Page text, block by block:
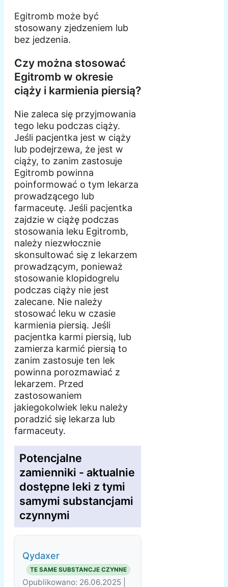
Egitromb może być
stosowany zjedzeniem lub
bez jedzenia.
Czy można stosować
Egitromb w okresie
ciąży i karmienia piersią?
Nie zaleca się przyjmowania
tego leku podczas ciąży.
Jeśli pacjentka jest w ciąży
lub podejrzewa, że jest w
ciąży, to zanim zastosuje
Egitromb powinna
poinformować o tym lekarza
prowadzącego lub
farmaceutę. Jeśli pacjentka
zajdzie w ciążę podczas
stosowania leku Egitromb,
należy niezwłocznie
skonsultować się z lekarzem
prowadzącym, ponieważ
stosowanie klopidogrelu
podczas ciąży nie jest
zalecane. Nie należy
stosować leku w czasie
karmienia piersią. Jeśli
pacjentka karmi piersią, lub
zamierza karmić piersią to
zanim zastosuje ten lek
powinna porozmawiać z
lekarzem. Przed
zastosowaniem
jakiegokolwiek leku należy
poradzić się lekarza lub
farmaceuty.
Potencjalne
zamienniki - aktualnie
dostępne leki z tymi
samymi substancjami
czynnymi
Qydaxer
TE SAME SUBSTANCJE CZYNNE
Opublikowano: 26.06.2025 |